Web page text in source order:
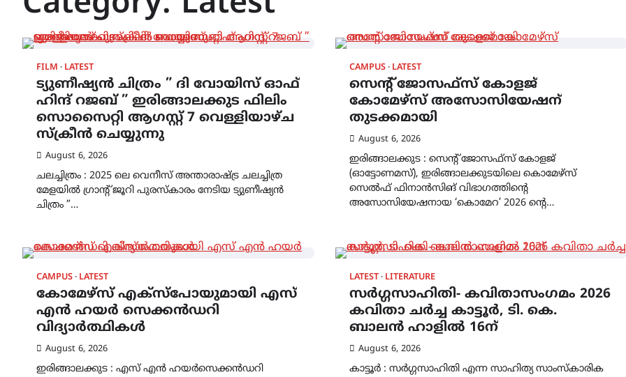
FILM LATEST
ട്യുണീഷ്യൻ ചിത്രം ” ദി വോയിസ് ഓഫ്
ഹിന്ദ് റജബ് ” ഇരിങ്ങാലക്കുട ഫിലിം
സൊസൈറ്റി ആഗസ്റ്റ് 7 വെള്ളിയാഴ്ച
സ്‌ക്രീൻ ചെയ്യുന്നു
August 6, 2026
ചലച്ചിത്രം : 2025 ലെ വെനീസ് അന്താരാഷ്ട്ര ചലച്ചിത്ര
മേളയിൽ ഗ്രാൻ്റ് ജൂറി പുരസ്കാരം നേടിയ ട്യുണീഷ്യൻ
ചിത്രം ”…
CAMPUS LATEST
സെന്റ് ജോസഫ്സ് കോളജ്
കോമേഴ്‌സ് അസോസിയേഷന്
തുടക്കമായി
August 6, 2026
ഇരിങ്ങാലക്കുട : സെന്റ് ജോസഫ്സ് കോളജ്
(ഓട്ടോണമസ്), ഇരിങ്ങാലക്കുടയിലെ കൊമേഴ്സ്
സെൽഫ് ഫിനാൻസിങ് വിഭാഗത്തിന്റെ
അസോസിയേഷനായ ‘കൊമേറ’ 2026 ന്റെ…
CAMPUS LATEST
കോമേഴ്സ് എക്സ്പോയുമായി എസ്
എൻ ഹയർ സെക്കൻഡറി
വിദ്യാർത്ഥികൾ
August 6, 2026
ഇരിങ്ങാലക്കുട : എസ് എൻ ഹയർസെക്കൻഡറി
LATEST LITERATURE
സർഗ്ഗസാഹിതി- കവിതാസംഗമം 2026
കവിതാ ചർച്ച കാട്ടൂർ, ടി. കെ.
ബാലൻ ഹാളിൽ 16ന്
August 6, 2026
കാട്ടൂർ : സർഗ്ഗസാഹിതി എന്ന സാഹിത്യ സാംസ്കാരിക